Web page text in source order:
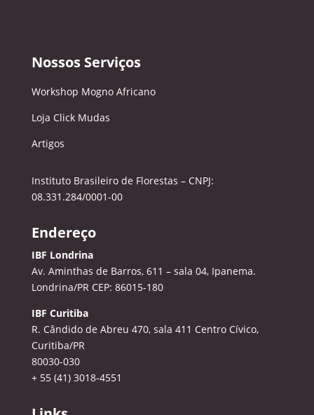
Nossos Serviços
Workshop Mogno Africano
Loja Click Mudas
Artigos
Instituto Brasileiro de Florestas – CNPJ:
08.331.284/0001-00
Endereço
IBF Londrina
Av. Aminthas de Barros, 611 – sala 04, Ipanema.
Londrina/PR CEP: 86015-180
IBF Curitiba
R. Cândido de Abreu 470, sala 411 Centro Cívico,
Curitiba/PR
80030-030
+ 55 (41) 3018-4551